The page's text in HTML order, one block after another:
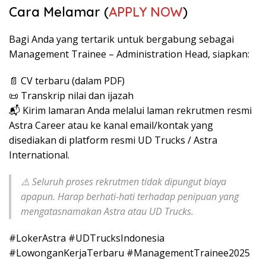
Cara Melamar (APPLY NOW)
Bagi Anda yang tertarik untuk bergabung sebagai
Management Trainee – Administration Head, siapkan:
📄 CV terbaru (dalam PDF)
📜 Transkrip nilai dan ijazah
📬 Kirim lamaran Anda melalui laman rekrutmen resmi
Astra Career atau ke kanal email/kontak yang
disediakan di platform resmi UD Trucks / Astra
International.
⚠️ Seluruh proses rekrutmen tidak dipungut biaya
apapun. Harap berhati-hati terhadap penipuan yang
mengatasnamakan Astra atau UD Trucks.
#LokerAstra #UDTrucksIndonesia
#LowonganKerjaTerbaru #ManagementTrainee2025